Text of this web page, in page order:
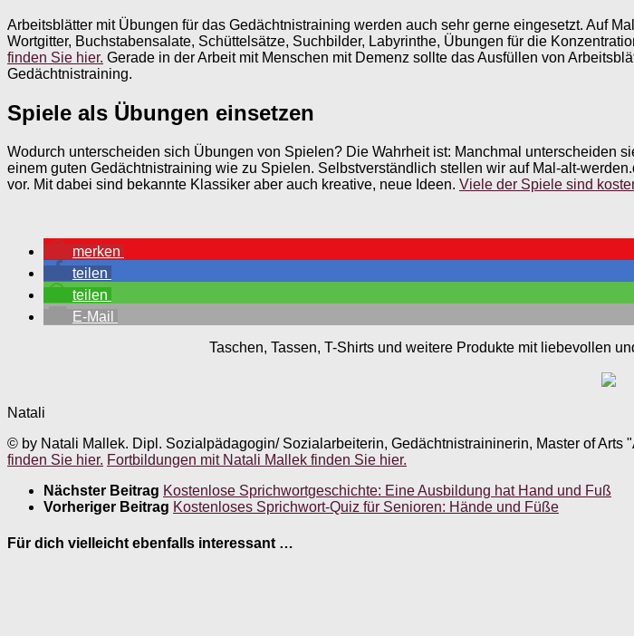
Arbeitsblätter mit Übungen für das Gedächtnistraining werden auch sehr gerne eingesetzt. Auf
Wortgitter, Buchstabensalate, Schüttelsätze, Suchbilder, Labyrinthe, Übungen für die
finden Sie hier. Gerade in der Arbeit mit Menschen mit Demenz sollte das Ausfüllen von
Gedächtnistraining.
Spiele als Übungen einsetzen
Wodurch unterscheiden sich Übungen von Spielen? Die Wahrheit ist: Manchmal unterscheiden
einem guten Gedächtnistraining wie zu Spielen. Selbstverständlich stellen wir auf Mal-alt-
vor. Mit dabei sind bekannte Klassiker aber auch kreative, neue Ideen. Viele der Spiele sind
merken
teilen
teilen
E-Mail
Taschen, Tassen, T-Shirts und weitere Produkte mit liebevollen
Natali
© by Natali Mallek. Dipl. Sozialpädagogin/ Sozialarbeiterin, Gedächtnistraininerin, Master of Arts
finden Sie hier. Fortbildungen mit Natali Mallek finden Sie hier.
Nächster Beitrag Kostenlose Sprichwortgeschichte: Eine Ausbildung hat Hand und Fuß
Vorheriger Beitrag Kostenloses Sprichwort-Quiz für Senioren: Hände und Füße
Für dich vielleicht ebenfalls interessant …